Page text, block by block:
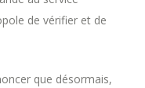
de vérifier et de
que désormais,